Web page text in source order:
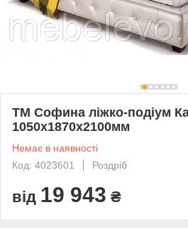
ТМ Софина ліжко-подіум
1050х1870х2100мм
Немає в наявності
Код: 4023601
Роздріб
від 19 943 ₴